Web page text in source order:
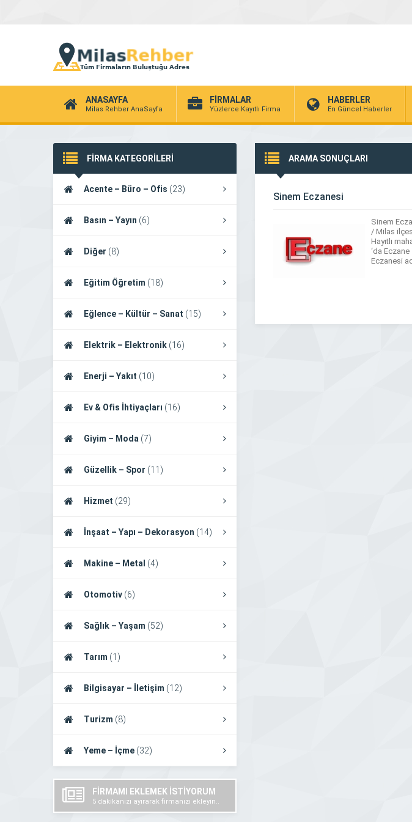
ANASAYFA
Milas Rehber AnaSayfa
FİRMALAR
Yüzlerce Kayıtlı Firma
HABERLER
En Güncel Haberler
FİRMA KATEGORİLERİ
Acente – Büro – Ofis (23)
Basın – Yayın (6)
Diğer (8)
Eğitim Öğretim (18)
Eğlence – Kültür – Sanat (15)
Elektrik – Elektronik (16)
Enerji – Yakıt (10)
Ev & Ofis İhtiyaçları (16)
Giyim – Moda (7)
Güzellik – Spor (11)
Hizmet (29)
İnşaat – Yapı – Dekorasyon (14)
Makine – Metal (4)
Otomotiv (6)
Sağlık – Yaşam (52)
Tarım (1)
Bilgisayar – İletişim (12)
Turizm (8)
Yeme – İçme (32)
FİRMAMI EKLEMEK İSTİYORUM
5 dakikanızı ayırarak firmanızı ekleyin..
ARAMA SONUÇLARI
Sinem Eczanesi
Sinem
/ Milas
Hayıtlı
‘da
Eczanesi